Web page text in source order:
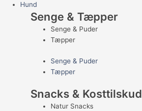
Hund
Senge & Tæpper
Senge & Puder
Tæpper
Senge & Puder
Tæpper
Snacks & Kosttilskud
Natur Snacks